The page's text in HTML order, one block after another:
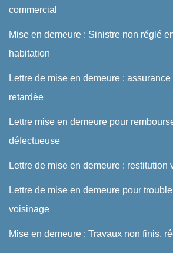
commercial
Mise en demeure : Sinistre non réglé
habitation
Lettre de mise en demeure :
retardée
Lettre mise en demeure pour
défectueuse
Lettre de mise en demeure : restitution
Lettre de mise en demeure pour
voisinage
Mise en demeure : Travaux non finis,